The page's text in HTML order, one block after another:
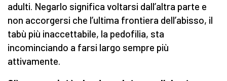
adulti. Negarlo significa voltarsi dall’altra parte e
non accorgersi che l’ultima frontiera dell’abisso, il
tabù più inaccettabile, la pedofilia, sta
incominciando a farsi largo sempre più
attivamente.